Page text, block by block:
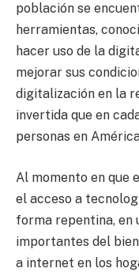
población se
herramientas,
hacer uso de la
mejorar sus
digitalización en la
invertida que en
personas en
Al momento en que
el acceso a
forma repentina, en
importantes del
a internet en los